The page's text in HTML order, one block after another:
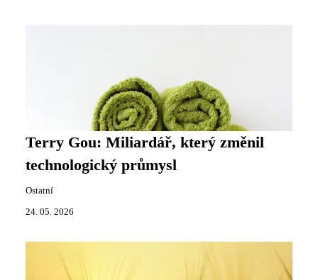
Terry Gou: Miliardář, který změnil
technologický průmysl
Ostatní
24. 05. 2026